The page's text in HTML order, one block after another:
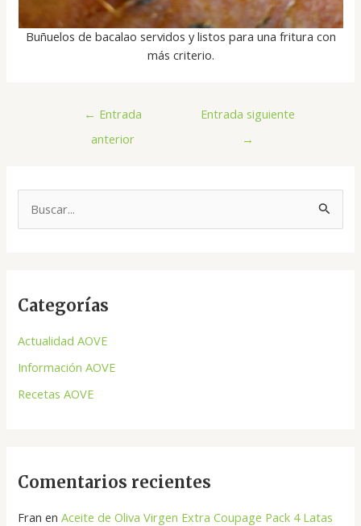
Buñuelos de bacalao servidos y listos para una fritura con
más criterio.
← Entrada
anterior
Entrada siguiente
→
a
o
r
Categorías
Actualidad AOVE
Información AOVE
Recetas AOVE
Comentarios recientes
Fran enAceite de Oliva Virgen Extra Coupage Pack 4 Latas